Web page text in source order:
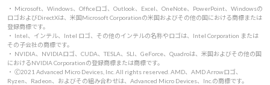
・ Microsoft、Windows、Officeロゴ、Outlook、Excel、OneNote、PowerPoint、Windowsの
ロゴおよびDirectXは、米国Microsoft Corporationの米国およびその他の国における商標または
登録商標です。
・ Intel、インテル、Intel ロゴ、その他のインテルの名称やロゴは、Intel Corporation または
その子会社の商標です。
・ NVIDIA、NVIDIAロゴ、CUDA、TESLA、SLI、GeForce、Quadroは、米国およびその他の国
におけるNVIDIA Corporationの登録商標または商標です。
・ 🄫2021 Advanced Micro Devices, Inc. All rights reserved. AMD、AMD Arrowロゴ、
Ryzen、Radeon、およびその組み合わせは、Advanced Micro Devices、Inc.の商標です。